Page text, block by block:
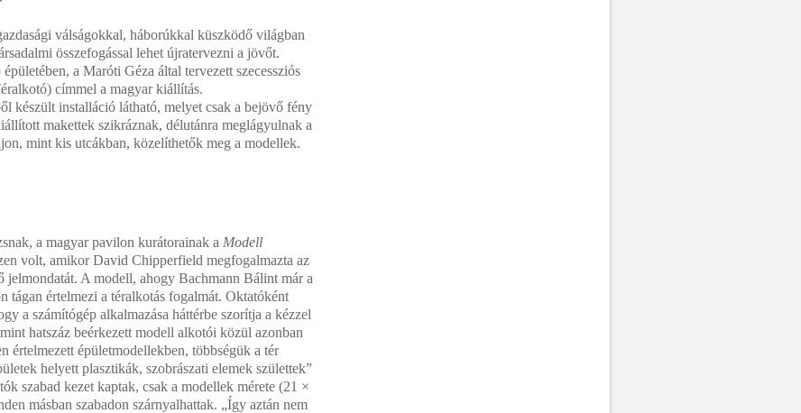
válságokkal, háborúkkal küszködő világban
összefogással lehet újratervezni a jövőt.
a Maróti Géza által tervezett szecessziós
címmel a magyar kiállítás.
készült installáció látható, melyet csak a bejövő fény
makettek szikráznak, délutánra meglágyulnak a
mint kis utcákban, közelíthetők meg a modellek.
a magyar pavilon kurátorainak a Modell
volt, amikor David Chipperfield megfogalmazta az
jelmondatát. A modell, ahogy Bachmann Bálint már a
tágan értelmezi a téralkotás fogalmát. Oktatóként
a számítógép alkalmazása háttérbe szorítja a kézzel
hatszáz beérkezett modell alkotói közül azonban
értelmezett épületmodellekben, többségük a tér
helyett plasztikák, szobrászati elemek születtek”
szabad kezet kaptak, csak a modellek mérete (21 ×
másban szabadon szárnyalhattak. „Így aztán nem